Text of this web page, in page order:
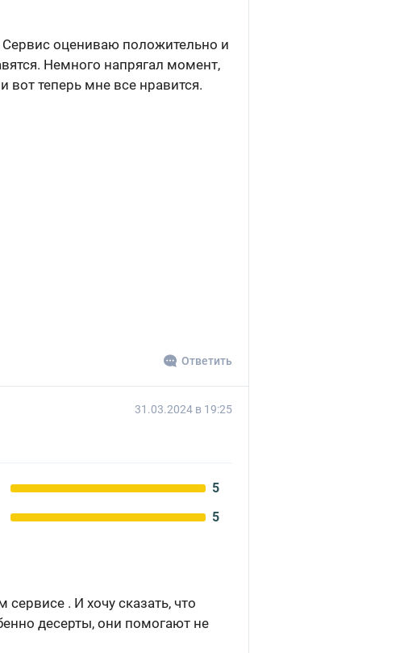
Сервис оцениваю положительно и
Немного напрягал момент,
вот теперь мне все нравится.
Ответить
31.03.2024 в 19:25
5
5
. И хочу сказать, что
десерты, они помогают не